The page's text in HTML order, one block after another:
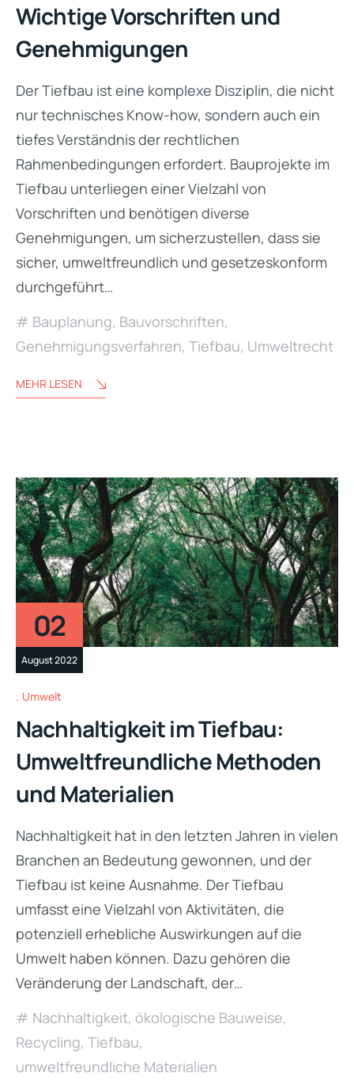
Wichtige Vorschriften und
Genehmigungen
Der Tiefbau ist eine komplexe Disziplin, die nicht
nur technisches Know-how, sondern auch ein
tiefes Verständnis der rechtlichen
Rahmenbedingungen erfordert. Bauprojekte im
Tiefbau unterliegen einer Vielzahl von
Vorschriften und benötigen diverse
Genehmigungen, um sicherzustellen, dass sie
sicher, umweltfreundlich und gesetzeskonform
durchgeführt…
Bauplanung, Bauvorschriften,
Genehmigungsverfahren, Tiefbau, Umweltrecht
MEHR LESEN
02
August 2022
Umwelt
Nachhaltigkeit im Tiefbau:
Umweltfreundliche Methoden
und Materialien
Nachhaltigkeit hat in den letzten Jahren in vielen
Branchen an Bedeutung gewonnen, und der
Tiefbau ist keine Ausnahme. Der Tiefbau
umfasst eine Vielzahl von Aktivitäten, die
potenziell erhebliche Auswirkungen auf die
Umwelt haben können. Dazu gehören die
Veränderung der Landschaft, der…
Nachhaltigkeit, ökologische Bauweise,
Recycling, Tiefbau,
umweltfreundliche Materialien